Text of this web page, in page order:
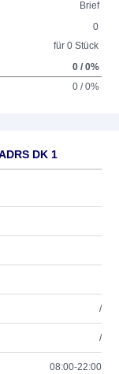
Brief
0
für 0 Stück
0 / 0%
0 / 0%
DK 1
/
/
08:00-22:00